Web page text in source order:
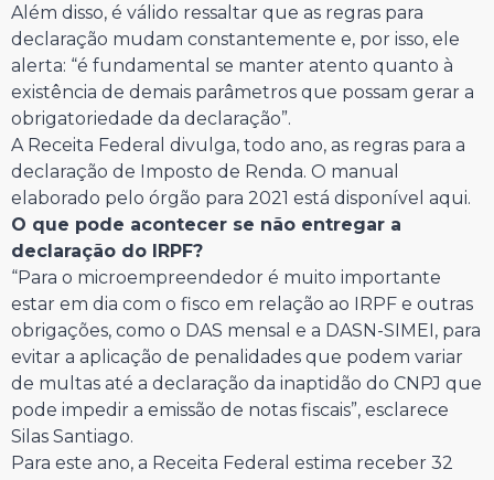
Além disso, é válido ressaltar que as regras para
declaração mudam constantemente e, por isso, ele
alerta: “é fundamental se manter atento quanto à
existência de demais parâmetros que possam gerar a
obrigatoriedade da declaração”.
A Receita Federal divulga, todo ano, as regras para a
declaração de Imposto de Renda. O manual
elaborado pelo órgão para 2021 está disponível aqui.
O que pode acontecer se não entregar a
declaração do IRPF?
“Para o microempreendedor é muito importante
estar em dia com o fisco em relação ao IRPF e outras
obrigações, como o DAS mensal e a DASN-SIMEI, para
evitar a aplicação de penalidades que podem variar
de multas até a declaração da inaptidão do CNPJ que
pode impedir a emissão de notas fiscais”, esclarece
Silas Santiago.
Para este ano, a Receita Federal estima receber 32